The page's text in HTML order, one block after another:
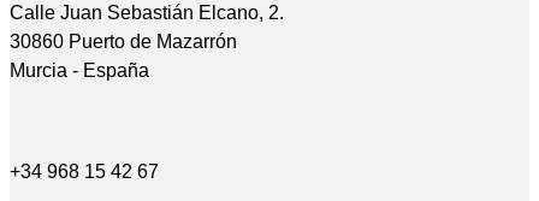
Calle Juan Sebastián Elcano, 2.
30860 Puerto de Mazarrón
Murcia - España
+34 968 15 42 67